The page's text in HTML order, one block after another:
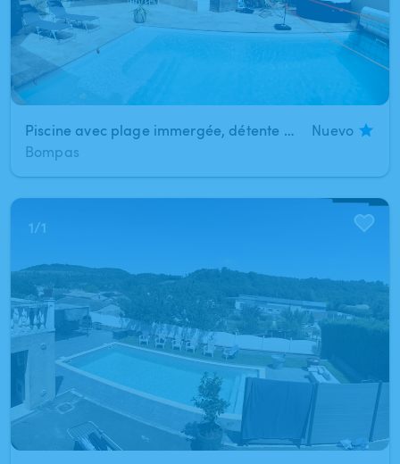
Piscine avec plage immergée, détente et jeux au calme entre Perpignan et la mer
Nuevo
Bompas
1/1